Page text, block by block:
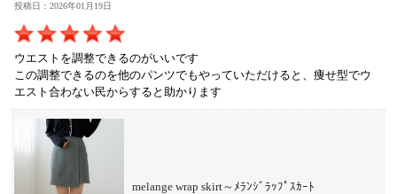
投稿日：2026年01月19日
ウエストを調整できるのがいいです
この調整できるのを他のパンツでもやっていただけると、痩せ型でウ
エスト合わない民からすると助かります
melange wrap skirt～ﾒﾗﾝｼﾞﾗｯﾌﾟｽｶｰﾄ